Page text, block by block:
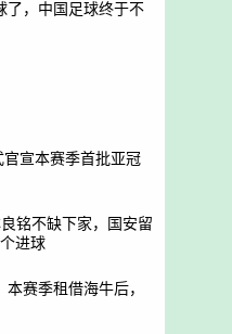
了，中国足球终于不
宣本赛季首批亚冠
铭不缺下家，国安留
进球
赛季租借海牛后，